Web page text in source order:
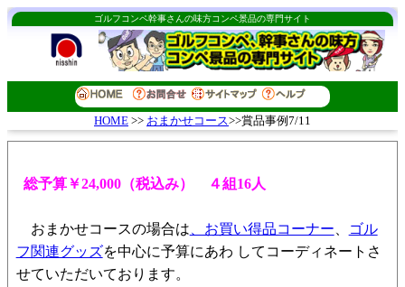
ゴルフコンペ幹事さんの味方コンペ景品の専門サイト
HOME >> おまかせコース>>賞品事例7/11
総予算￥24,000（税込み） ４組16人
おまかせコースの場合は 、お買い得品コーナー
ゴル
フ関連グッズを中心に予算にあわ してコーディネートさ
せていただいております。